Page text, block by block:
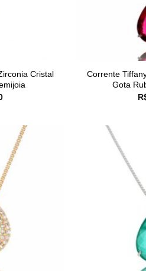
Cristal
Corrente
Gota